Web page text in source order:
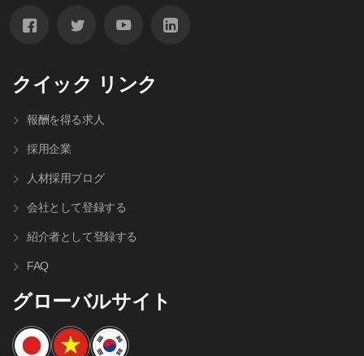
クイック リンク
報酬を得る求人
採用企業
人材採⽤ブログ
会社として登録する
紹介者として登録する
FAQ
グローバルサイト